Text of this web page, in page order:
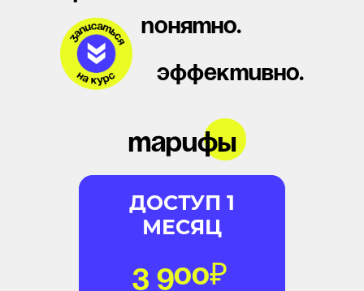
понятно.
эффективно.
ДОСТУП 1
МЕСЯЦ
3 900₽
тарифы